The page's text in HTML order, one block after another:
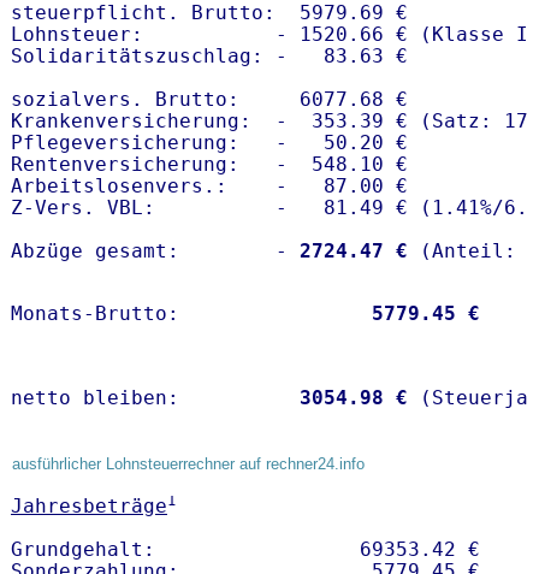
steuerpflicht. Brutto:  5979.69 €
Lohnsteuer:           - 1520.66 € (Klasse I)
Solidaritätszuschlag: -   83.63 €
sozialvers. Brutto:     6077.68 €
Krankenversicherung:  -  353.39 € (Satz:
Pflegeversicherung:   -   50.20 €
Rentenversicherung:   -  548.10 €
Arbeitslosenvers.:    -   87.00 €
Z-Vers. VBL:          -   81.49 € ( 1.41%/
Abzüge gesamt:        -
2724.47 €
Monats-Brutto: 5779.45 €
netto bleiben: 3054.98 €
ausführlicher Lohnsteuerrechner auf rechner24.info
Jahresbeträge1
Grundgehalt:                 69353.42 €